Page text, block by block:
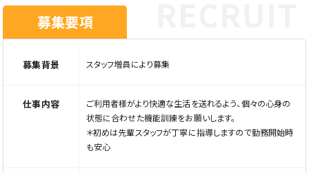
募集要項
募集背景 スタッフ増員により募集
仕事内容
ご利用者様がより快適な生活を送れるよう、個々の心身の
状態に合わせた機能訓練をお願いします。
＊初めは先輩スタッフが丁寧に指導しますので勤務開始時
も安心